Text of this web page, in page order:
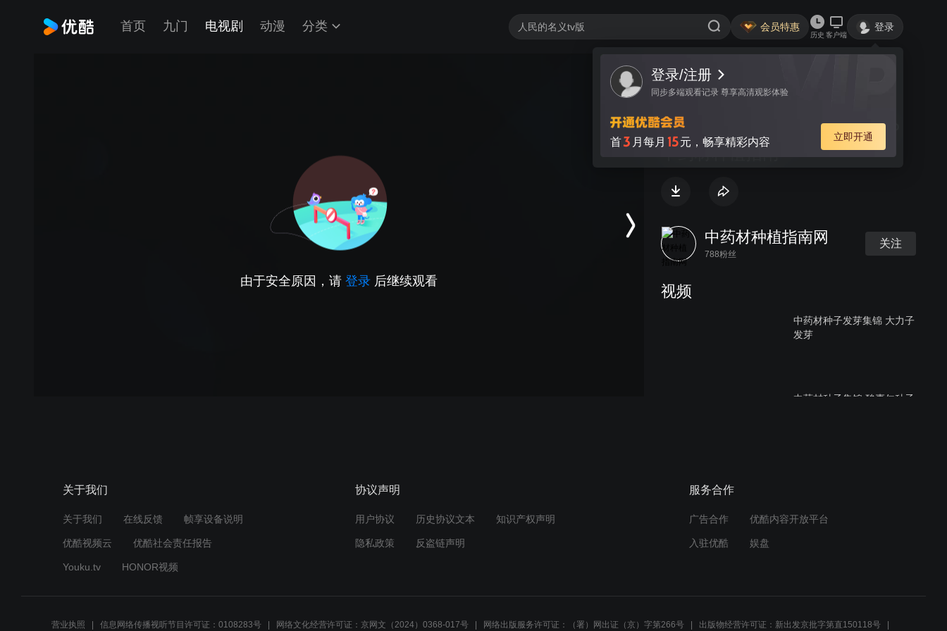
首页 九门 电视剧 动漫 分类 会员特惠
历史 客户端
登录
登录/注册
同步多端观看记录 尊享高清观影体验
首3 月每月 15元，畅享精彩内容 立即开通
由于安全原因，请 登录 后继续观看
视频 讨论
中药材种子发芽视频集辑 1080P
中药材种植指南
中药材种植指南网
788粉丝
关注
视频
中药材种子发芽集锦 大力子
发芽
中药材种子集锦 酸枣仁种子
关于我们
关于我们 在线反馈 帧享设备说明
优酷视频云 优酷社会责任报告
Youku.tv HONOR视频
协议声明
用户协议 历史协议文本 知识产权声明
隐私政策 反盗链声明
服务合作
广告合作 优酷内容开放平台
入驻优酷 娱盘
营业执照 信息网络传播视听节目许可证：0108283号 网络文化经营许可证：京网文（2024）0368-017号 网络出版服务许可证：（署）网出证（京）字第266号 出版物经营许可证：新出发京批字第直150118号